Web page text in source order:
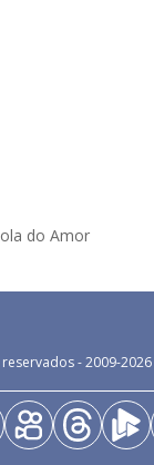
do Amor
- 2009-2026